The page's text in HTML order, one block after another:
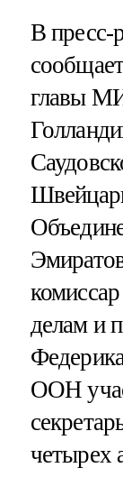
В пресс-
главы
делам и
ООН
четырех